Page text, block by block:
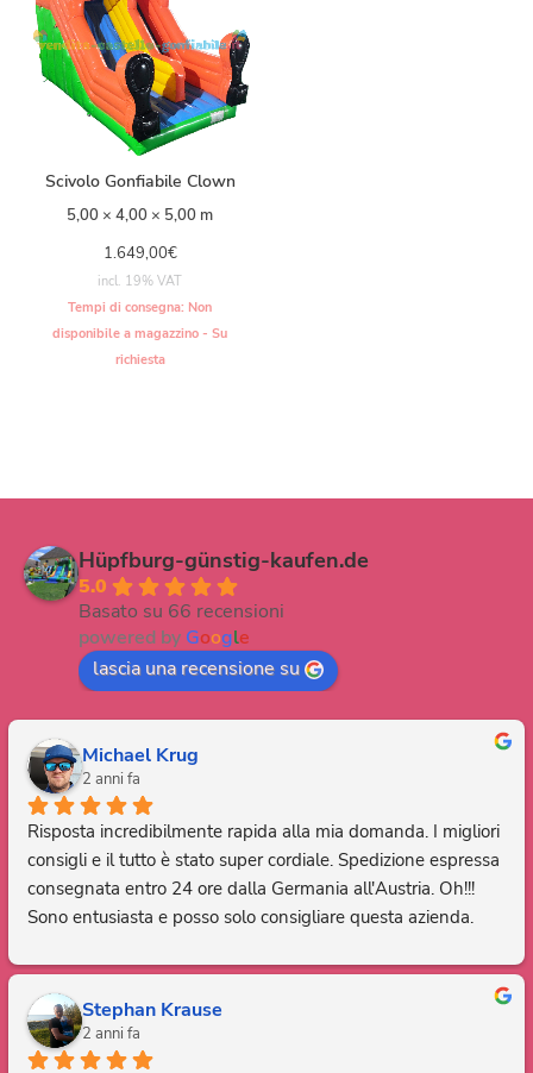
Scivolo Gonfiabile Clown
5,00 × 4,00 × 5,00 m
1.649,00€
incl. 19% VAT
Tempi di consegna: Non
disponibile a magazzino - Su
richiesta
Hüpfburg-günstig-kaufen.de
5.0
Basato su 66 recensioni
powered by Google
lascia una recensione su
Michael Krug
2 anni fa
Risposta incredibilmente rapida alla mia domanda. I migliori
consigli e il tutto è stato super cordiale. Spedizione espressa
consegnata entro 24 ore dalla Germania all'Austria. Oh!!!
Sono entusiasta e posso solo consigliare questa azienda.
Stephan Krause
2 anni fa